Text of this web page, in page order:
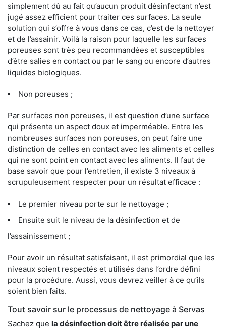
simplement dû au fait qu’aucun produit désinfectant n’est
jugé assez efficient pour traiter ces surfaces. La seule
solution qui s’offre à vous dans ce cas, c’est de la nettoyer
et de l’assainir. Voilà la raison pour laquelle les surfaces
poreuses sont très peu recommandées et susceptibles
d’être salies en contact ou par le sang ou encore d’autres
liquides biologiques.
Non poreuses ;
Par surfaces non poreuses, il est question d’une surface
qui présente un aspect doux et imperméable. Entre les
nombreuses surfaces non poreuses, on peut faire une
distinction de celles en contact avec les aliments et celles
qui ne sont point en contact avec les aliments. Il faut de
base savoir que pour l’entretien, il existe 3 niveaux à
scrupuleusement respecter pour un résultat efficace :
Le premier niveau porte sur le nettoyage ;
Ensuite suit le niveau de la désinfection et de
l’assainissement ;
Pour avoir un résultat satisfaisant, il est primordial que les
niveaux soient respectés et utilisés dans l’ordre défini
pour la procédure. Aussi, vous devrez veiller à ce qu’ils
soient bien faits.
Tout savoir sur le processus de nettoyage à Servas
Sachez que la désinfection doit être réalisée par une